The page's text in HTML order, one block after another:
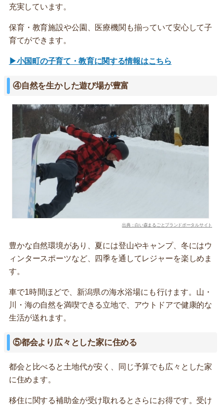
充実しています。
保育・教育施設や公園、医療機関も揃っていて安心して子
育てができます。
▶小国町の子育て・教育に関する情報はこちら
④自然を生かした遊び場が豊富
出典：白い森まるごとブランドポータルサイト
豊かな自然環境があり、夏には登山やキャンプ、冬にはウ
ィンタースポーツなど、四季を通してレジャーを楽しめま
す。
車で1時間ほどで、新潟県の海水浴場にも行けます。山・
川・海の自然を満喫できる立地で、アウトドアで健康的な
生活が送れます。
⑤都会より広々とした家に住める
都会と比べると土地代が安く、同じ予算でも広々とした家
に住めます。
移住に関する補助金が受け取れるとさらにお得です。受け